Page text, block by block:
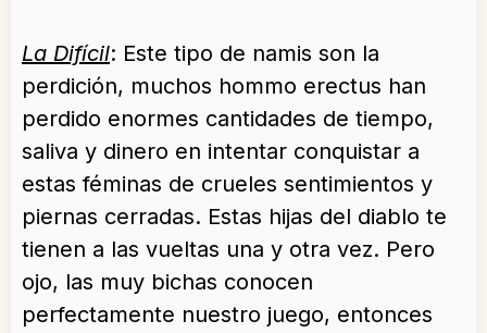
La Difícil: Este tipo de namis son la
perdición, muchos hommo erectus han
perdido enormes cantidades de tiempo,
saliva y dinero en intentar conquistar a
estas féminas de crueles sentimientos y
piernas cerradas. Estas hijas del diablo te
tienen a las vueltas una y otra vez. Pero
ojo, las muy bichas conocen
perfectamente nuestro juego, entonces